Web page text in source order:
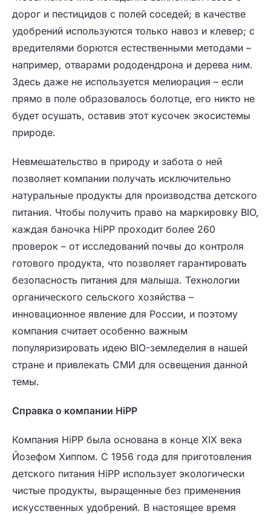
дорог и пестицидов с полей соседей; в качестве
удобрений используются только навоз и клевер; с
вредителями борются естественными методами –
например, отварами рододендрона и дерева ним.
Здесь даже не используется мелиорация – если
прямо в поле образовалось болотце, его никто не
будет осушать, оставив этот кусочек экосистемы
природе.
Невмешательство в природу и забота о ней
позволяет компании получать исключительно
натуральные продукты для производства детского
питания. Чтобы получить право на маркировку BIO,
каждая баночка HiPP проходит более 260
проверок – от исследований почвы до контроля
готового продукта, что позволяет гарантировать
безопасность питания для малыша. Технологии
органического сельского хозяйства –
инновационное явление для России, и поэтому
компания считает особенно важным
популяризировать идею BIO-земледелия в нашей
стране и привлекать СМИ для освещения данной
темы.
Справка о компании HiPP
Компания HiPP была основана в конце XIX века
Йозефом Хиппом. С 1956 года для приготовления
детского питания HiPP использует экологически
чистые продукты, выращенные без применения
искусственных удобрений. В настоящее время